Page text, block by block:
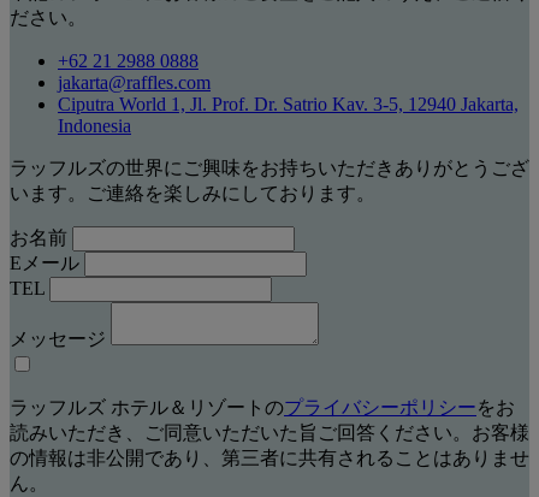
ださい。
+62 21 2988 0888
jakarta@raffles.com
Ciputra World 1, Jl. Prof. Dr. Satrio Kav. 3-5, 12940 Jakarta,
Indonesia
ラッフルズの世界にご興味をお持ちいただきありがとうござ
います。ご連絡を楽しみにしております。
お名前
Eメール
TEL
メッセージ
ラッフルズ ホテル＆リゾートのプライバシーポリシーをお
読みいただき、ご同意いただいた旨ご回答ください。お客様
の情報は非公開であり、第三者に共有されることはありませ
ん。